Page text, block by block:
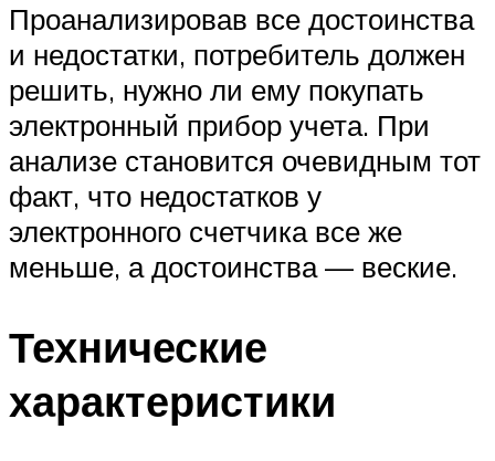
Проанализировав все достоинства
и недостатки, потребитель должен
решить, нужно ли ему покупать
электронный прибор учета. При
анализе становится очевидным тот
факт, что недостатков у
электронного счетчика все же
меньше, а достоинства — веские.
Технические
характеристики